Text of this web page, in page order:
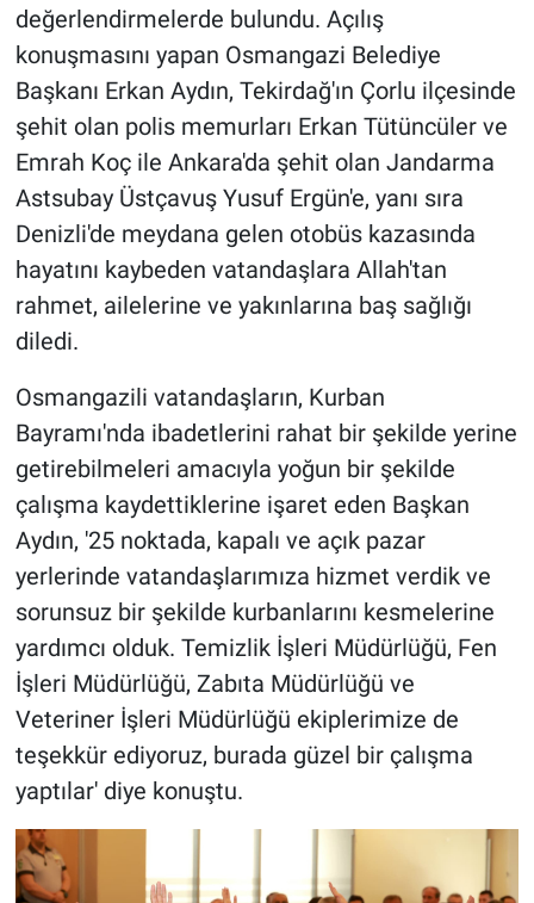
değerlendirmelerde bulundu. Açılış
konuşmasını yapan Osmangazi Belediye
Başkanı Erkan Aydın, Tekirdağ'ın Çorlu ilçesinde
şehit olan polis memurları Erkan Tütüncüler ve
Emrah Koç ile Ankara'da şehit olan Jandarma
Astsubay Üstçavuş Yusuf Ergün'e, yanı sıra
Denizli'de meydana gelen otobüs kazasında
hayatını kaybeden vatandaşlara Allah'tan
rahmet, ailelerine ve yakınlarına baş sağlığı
diledi.
Osmangazili vatandaşların, Kurban
Bayramı'nda ibadetlerini rahat bir şekilde yerine
getirebilmeleri amacıyla yoğun bir şekilde
çalışma kaydettiklerine işaret eden Başkan
Aydın, '25 noktada, kapalı ve açık pazar
yerlerinde vatandaşlarımıza hizmet verdik ve
sorunsuz bir şekilde kurbanlarını kesmelerine
yardımcı olduk. Temizlik İşleri Müdürlüğü, Fen
İşleri Müdürlüğü, Zabıta Müdürlüğü ve
Veteriner İşleri Müdürlüğü ekiplerimize de
teşekkür ediyoruz, burada güzel bir çalışma
yaptılar' diye konuştu.